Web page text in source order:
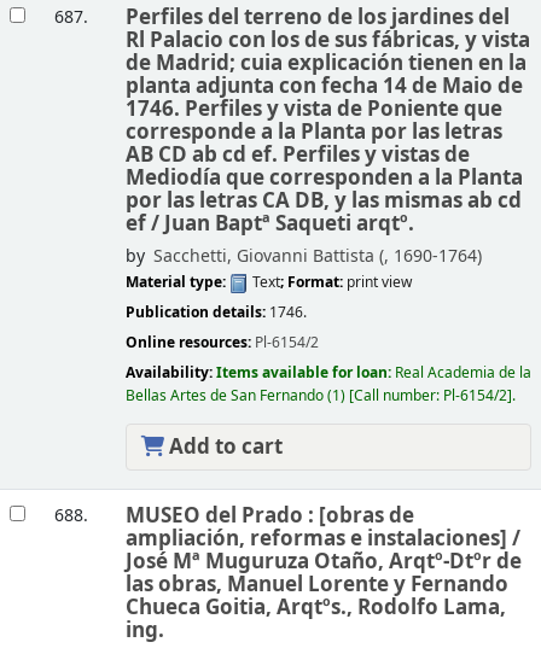
687. Perfiles del terreno de los jardines del
Rl Palacio con los de sus fábricas, y vista
de Madrid; cuia explicación tienen en la
planta adjunta con fecha 14 de Maio de
1746. Perfiles y vista de Poniente que
corresponde a la Planta por las letras
AB CD ab cd ef. Perfiles y vistas de
Mediodía que corresponden a la Planta
por las letras CA DB, y las mismas ab cd
ef / Juan Baptª Saqueti arqtº.
by Sacchetti, Giovanni Battista (, 1690-1764)
Material type: Text; Format: print view
Publication details: 1746.
Online resources: Pl-6154/2
Availability:Items available for loan: Real Academia de la
Bellas Artes de San Fernando(1) Call number: Pl-6154/2 .
Add to cart
688. MUSEO del Prado : [obras de
ampliación, reformas e instalaciones] /
José Mª Muguruza Otaño, Arqtº-Dtºr de
las obras, Manuel Lorente y Fernando
Chueca Goitia, Arqtºs., Rodolfo Lama,
ing.